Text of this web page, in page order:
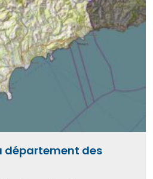
département des